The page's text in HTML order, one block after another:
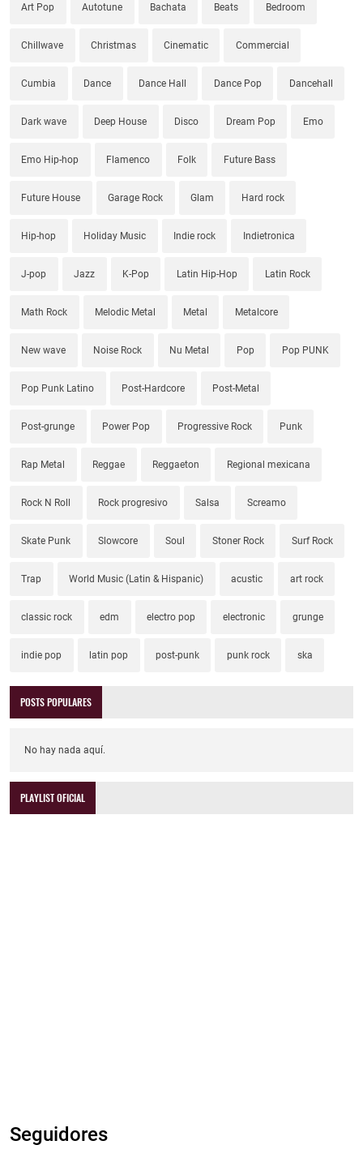
Art Pop Autotune Bachata Beats Bedroom
Chillwave Christmas Cinematic Commercial
Cumbia Dance Dance Hall Dance Pop Dancehall
Dark wave Deep House Disco Dream Pop Emo
Emo Hip-hop Flamenco Folk Future Bass
Future House Garage Rock Glam Hard rock
Hip-hop Holiday Music Indie rock Indietronica
J-pop Jazz K-Pop Latin Hip-Hop Latin Rock
Math Rock Melodic Metal Metal Metalcore
New wave Noise Rock Nu Metal Pop Pop PUNK
Pop Punk Latino Post-Hardcore Post-Metal
Post-grunge Power Pop Progressive Rock Punk
Rap Metal Reggae Reggaeton Regional mexicana
Rock N Roll Rock progresivo Salsa Screamo
Skate Punk Slowcore Soul Stoner Rock Surf Rock
Trap World Music (Latin & Hispanic) acustic art rock
classic rock edm electro pop electronic grunge
indie pop latin pop post-punk punk rock ska
POSTS POPULARES
No hay nada aquí.
PLAYLIST OFICIAL
Seguidores